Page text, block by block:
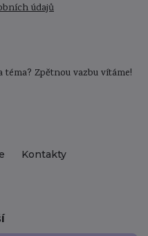
údajů
Kontakty
Zpětnou vazbu vítáme!